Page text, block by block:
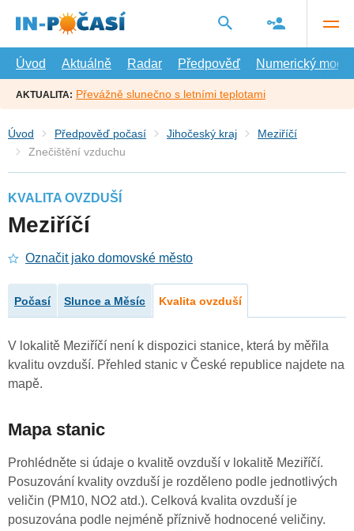
hlavní
Úvod
Aktuálně Radar Předpověď Numerický model
AKTUALITA: Převážně slunečno s letními teplotami
Úvod Předpověď počasí Jihočeský kraj
Meziříčí
Znečištění vzduchu
KVALITA OVZDUŠÍ
Meziříčí
Označit jako domovské město
Počasí Slunce a Měsíc Kvalita ovzduší
V lokalitě Meziříčí není k dispozici stanice, která by měřila
kvalitu ovzduší. Přehled stanic v České republice najdete na
mapě.
Mapa stanic
Prohlédněte si údaje o kvalitě ovzduší v lokalitě Meziříčí.
Posuzování kvality ovzduší je rozděleno podle jednotlivých
veličin (PM10, NO2 atd.). Celková kvalita ovzduší je
posuzována podle nejméně příznivě hodnocené veličiny.